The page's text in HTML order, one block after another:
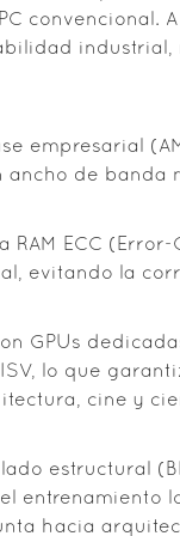
convencional.
empresarial
de banda
ECC
evitando la
GPUs
lo que
cine y
estructural
entrenamiento
hacia